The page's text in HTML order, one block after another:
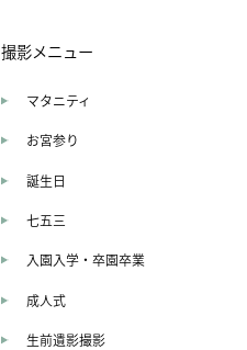
撮影メニュー
マタニティ
お宮参り
誕生日
七五三
入園入学・卒園卒業
成人式
生前遺影撮影